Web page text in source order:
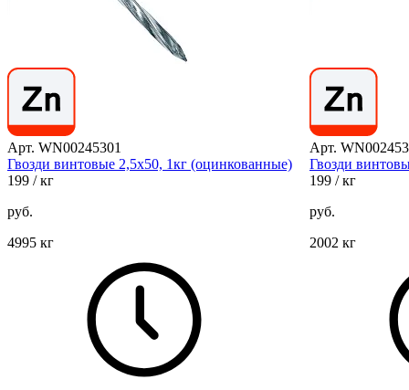
Арт. WN00245301
Гвозди винтовые 2,5х50, 1кг (оцинкованные)
199 / кг
руб.
4995 кг
Арт.
Гвозди
199 / кг
руб.
2002 кг